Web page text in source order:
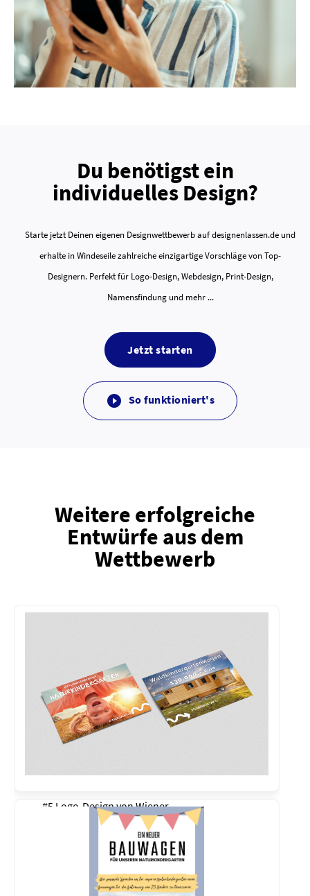
Du benötigst ein
individuelles Design?
Starte jetzt Deinen eigenen Designwettbewerb auf designenlassen.de und
erhalte in Windeseile zahlreiche einzigartige Vorschläge von Top-
Designern. Perfekt für Logo-Design, Webdesign, Print-Design,
Namensfindung und mehr ...
Jetzt starten
 So funktioniert's
Weitere erfolgreiche
Entwürfe aus dem
Wettbewerb
#5 Logo-Design vonWiener